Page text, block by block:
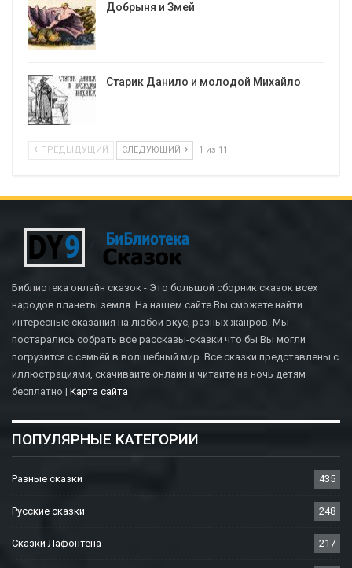
Добрыня и Змей
Старик Данило и молодой Михайло
ПРЕДЫДУЩИЙ СЛЕДУЮЩИЙ 1 из 11
Библиотека онлайн сказок - Это большой сборник сказок всех
народов планеты земля. На нашем сайте Вы сможете найти
интересные сказания на любой вкус, разных жанров. Мы
постарались собрать все рассказы-сказки что бы Вы могли
погрузится с семьёй в волшебный мир. Все сказки представлены с
иллюстрациями, скачивайте онлайн и читайте на ночь детям
бесплатно | Карта сайта
ПОПУЛЯРНЫЕ КАТЕГОРИИ
Разные сказки 435
Русские сказки 248
Сказки Лафонтена 217